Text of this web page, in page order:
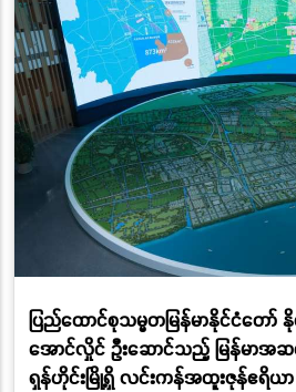
ပြည်ထောင်စုသမ္မတမြန်မာနိုင်ငံတော်
အောင်လှိုင် ဦးဆောင်သည့် မြန်မာအ
ရှန်ဟိုင်းမြို့ရှိ လင်းကန်အထူးဇုန်ဧရိယာ